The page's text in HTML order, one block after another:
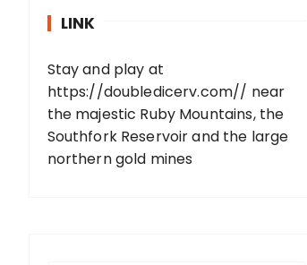
LINK
Stay and play at
https://doubledicerv.com// near
the majestic Ruby Mountains, the
Southfork Reservoir and the large
northern gold mines